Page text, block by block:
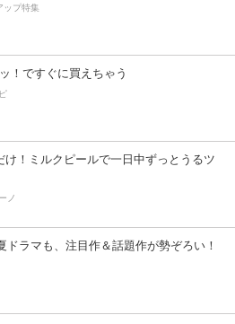
ップ特集
！ですぐに買えちゃう
け！ミルクピールで一日中ずっとうるツ
ノ
ドラマも、注目作＆話題作が勢ぞろい！